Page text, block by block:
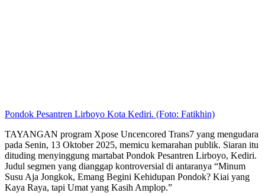
Pondok Pesantren Lirboyo Kota Kediri. (Foto: Fatikhin)
TAYANGAN program Xpose Uncencored Trans7 yang mengudara
pada Senin, 13 Oktober 2025, memicu kemarahan publik. Siaran itu
dituding menyinggung martabat Pondok Pesantren Lirboyo, Kediri.
Judul segmen yang dianggap kontroversial di antaranya “Minum
Susu Aja Jongkok, Emang Begini Kehidupan Pondok? Kiai yang
Kaya Raya, tapi Umat yang Kasih Amplop.”